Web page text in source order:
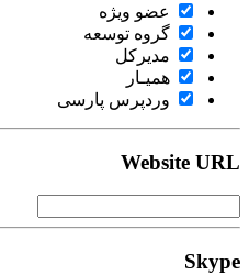
عضو ویژه
گروه توسعه
مدیرکل
همیـار
وردپرس پارسی
Website URL
Skype